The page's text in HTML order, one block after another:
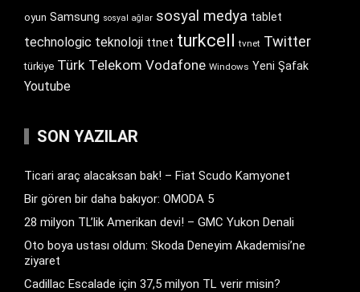
oyun Samsung sosyal ağlar sosyal medya tablet
technologic teknoloji ttnet turkcell tvnet Twitter
türkiye Türk Telekom Vodafone Windows Yeni Şafak
Youtube
SON YAZILAR
Ticari araç alacaksan bak! – Fiat Scudo Kamyonet
Bir gören bir daha bakıyor: OMODA 5
28 milyon TL’lik Amerikan devi! – GMC Yukon Denali
Oto boya ustası oldum: Skoda Deneyim Akademisi’ne
ziyaret
Cadillac Escalade için 37,5 milyon TL verir misin?